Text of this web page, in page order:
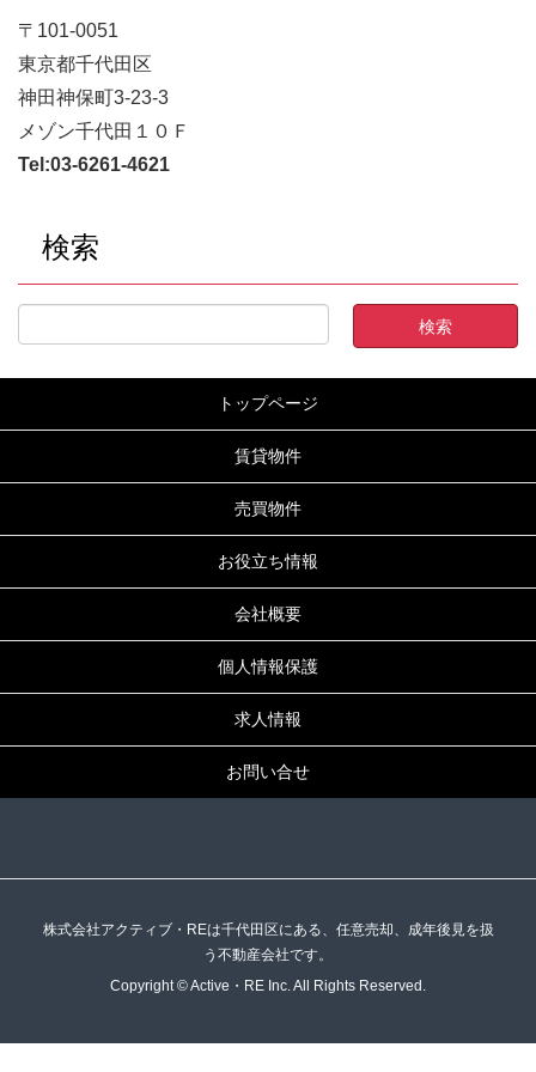
〒101-0051
東京都千代田区
神田神保町3-23-3
メゾン千代田１０Ｆ
Tel:03-6261-4621
検索
トップページ
賃貸物件
売買物件
お役立ち情報
会社概要
個人情報保護
求人情報
お問い合せ
株式会社アクティブ・REは千代田区にある、任意売却、成年後見を扱
う不動産会社です。
Copyright © Active・RE Inc. All Rights Reserved.